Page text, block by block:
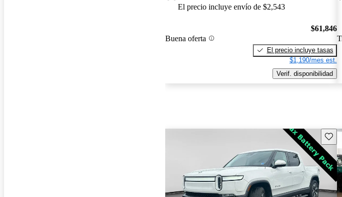
El precio incluye envío de $2,543
Buena oferta
$61,846
El precio incluye tasas
$1,190/mes est.
Verif. disponibilidad